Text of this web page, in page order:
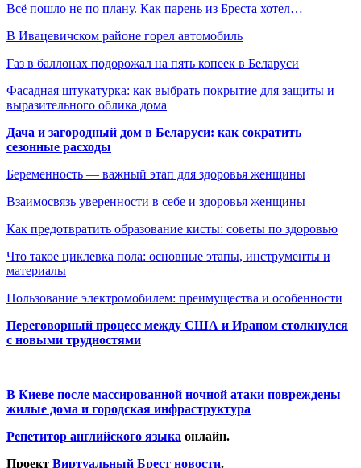
Всё пошло не по плану. Как парень из Бреста хотел…
В Ивацевичском районе горел автомобиль
Газ в баллонах подорожал на пять копеек в Беларуси
Фасадная штукатурка: как выбрать покрытие для защиты и
выразительного облика дома
Дача и загородный дом в Беларуси: как сократить
сезонные расходы
Беременность — важный этап для здоровья женщины
Взаимосвязь уверенности в себе и здоровья женщины
Как предотвратить образование кисты: советы по здоровью
Что такое циклевка пола: основные этапы, инструменты и
материалы
Пользование электромобилем: преимущества и особенности
Переговорный процесс между США и Ираном столкнулся
с новыми трудностями
В Киеве после массированной ночной атаки повреждены
жилые дома и городская инфраструктура
Репетитор английского языка онлайн.
Проект Виртуальный Брест новости.